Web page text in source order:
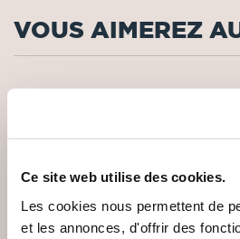
Ce site web utilise des cookies.
Les cookies nous permettent de
et les annonces, d'offrir des
VOUS AIMEREZ